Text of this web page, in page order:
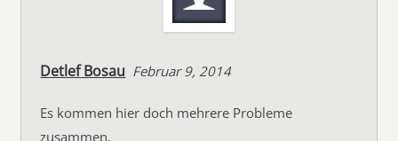
Detlef Bosau Februar 9, 2014
Es kommen hier doch mehrere Probleme
zusammen.